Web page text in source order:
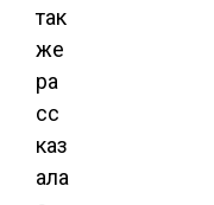
так
же
ра
сс
каз
ала